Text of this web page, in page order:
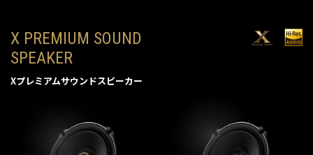
X PREMIUM SOUND
SPEAKER
Xプレミアムサウンドスピーカー